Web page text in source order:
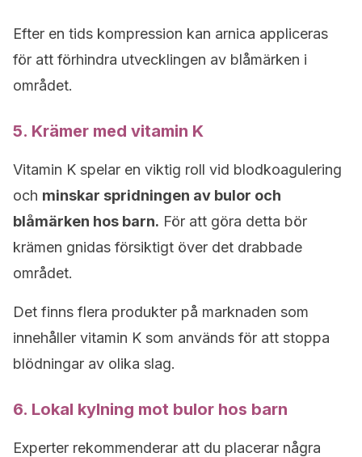
Efter en tids kompression kan arnica appliceras
för att förhindra utvecklingen av blåmärken i
området.
5. Krämer med vitamin K
Vitamin K spelar en viktig roll vid blodkoagulering
och minskar spridningen av bulor och
blåmärken hos barn. För att göra detta bör
krämen gnidas försiktigt över det drabbade
området.
Det finns flera produkter på marknaden som
innehåller vitamin K som används för att stoppa
blödningar av olika slag.
6. Lokal kylning mot bulor hos barn
Experter rekommenderar att du placerar några